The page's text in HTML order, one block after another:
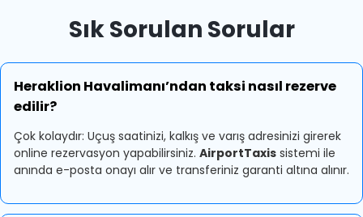
Sık Sorulan Sorular
Heraklion Havalimanı’ndan taksi nasıl rezerve
edilir?
Çok kolaydır: Uçuş saatinizi, kalkış ve varış adresinizi girerek
online rezervasyon yapabilirsiniz. AirportTaxis sistemi ile
anında e-posta onayı alır ve transferiniz garanti altına alınır.